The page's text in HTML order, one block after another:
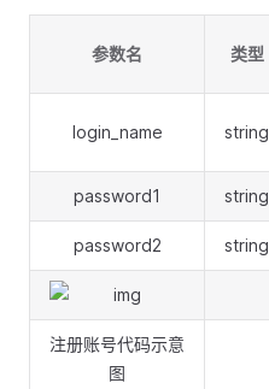
参数名 类型
login_name string
password1 string
password2 string
注册账号代码示意
图